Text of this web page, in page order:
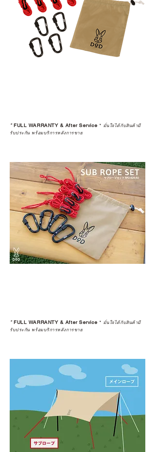
*FULL WARRANTY & After Service * มั่นใจได้กับสินค้ามี
รับประกัน พร้อมบริการหลังการขาย
*FULL WARRANTY & After Service * มั่นใจได้กับสินค้ามี
รับประกัน พร้อมบริการหลังการขาย